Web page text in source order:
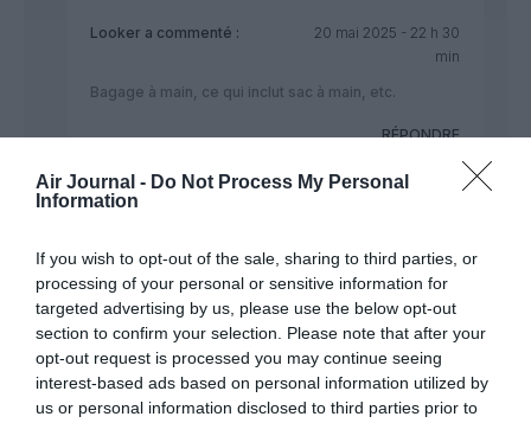
Air Journal - Do Not Process My Personal
Information
If you wish to opt-out of the sale, sharing to third parties, or
processing of your personal or sensitive information for
targeted advertising by us, please use the below opt-out
section to confirm your selection. Please note that after your
opt-out request is processed you may continue seeing
interest-based ads based on personal information utilized by
us or personal information disclosed to third parties prior to
Looker a commenté :
20 mai 2025 - 22 h 30
min
Bagage à main, ce qui inclut sac à main, etc.
RÉPONDRE
Transavia c’est 23 euros 1 bagage alors que Ryanair
c’est 8,90 euros.
RÉPONDRE